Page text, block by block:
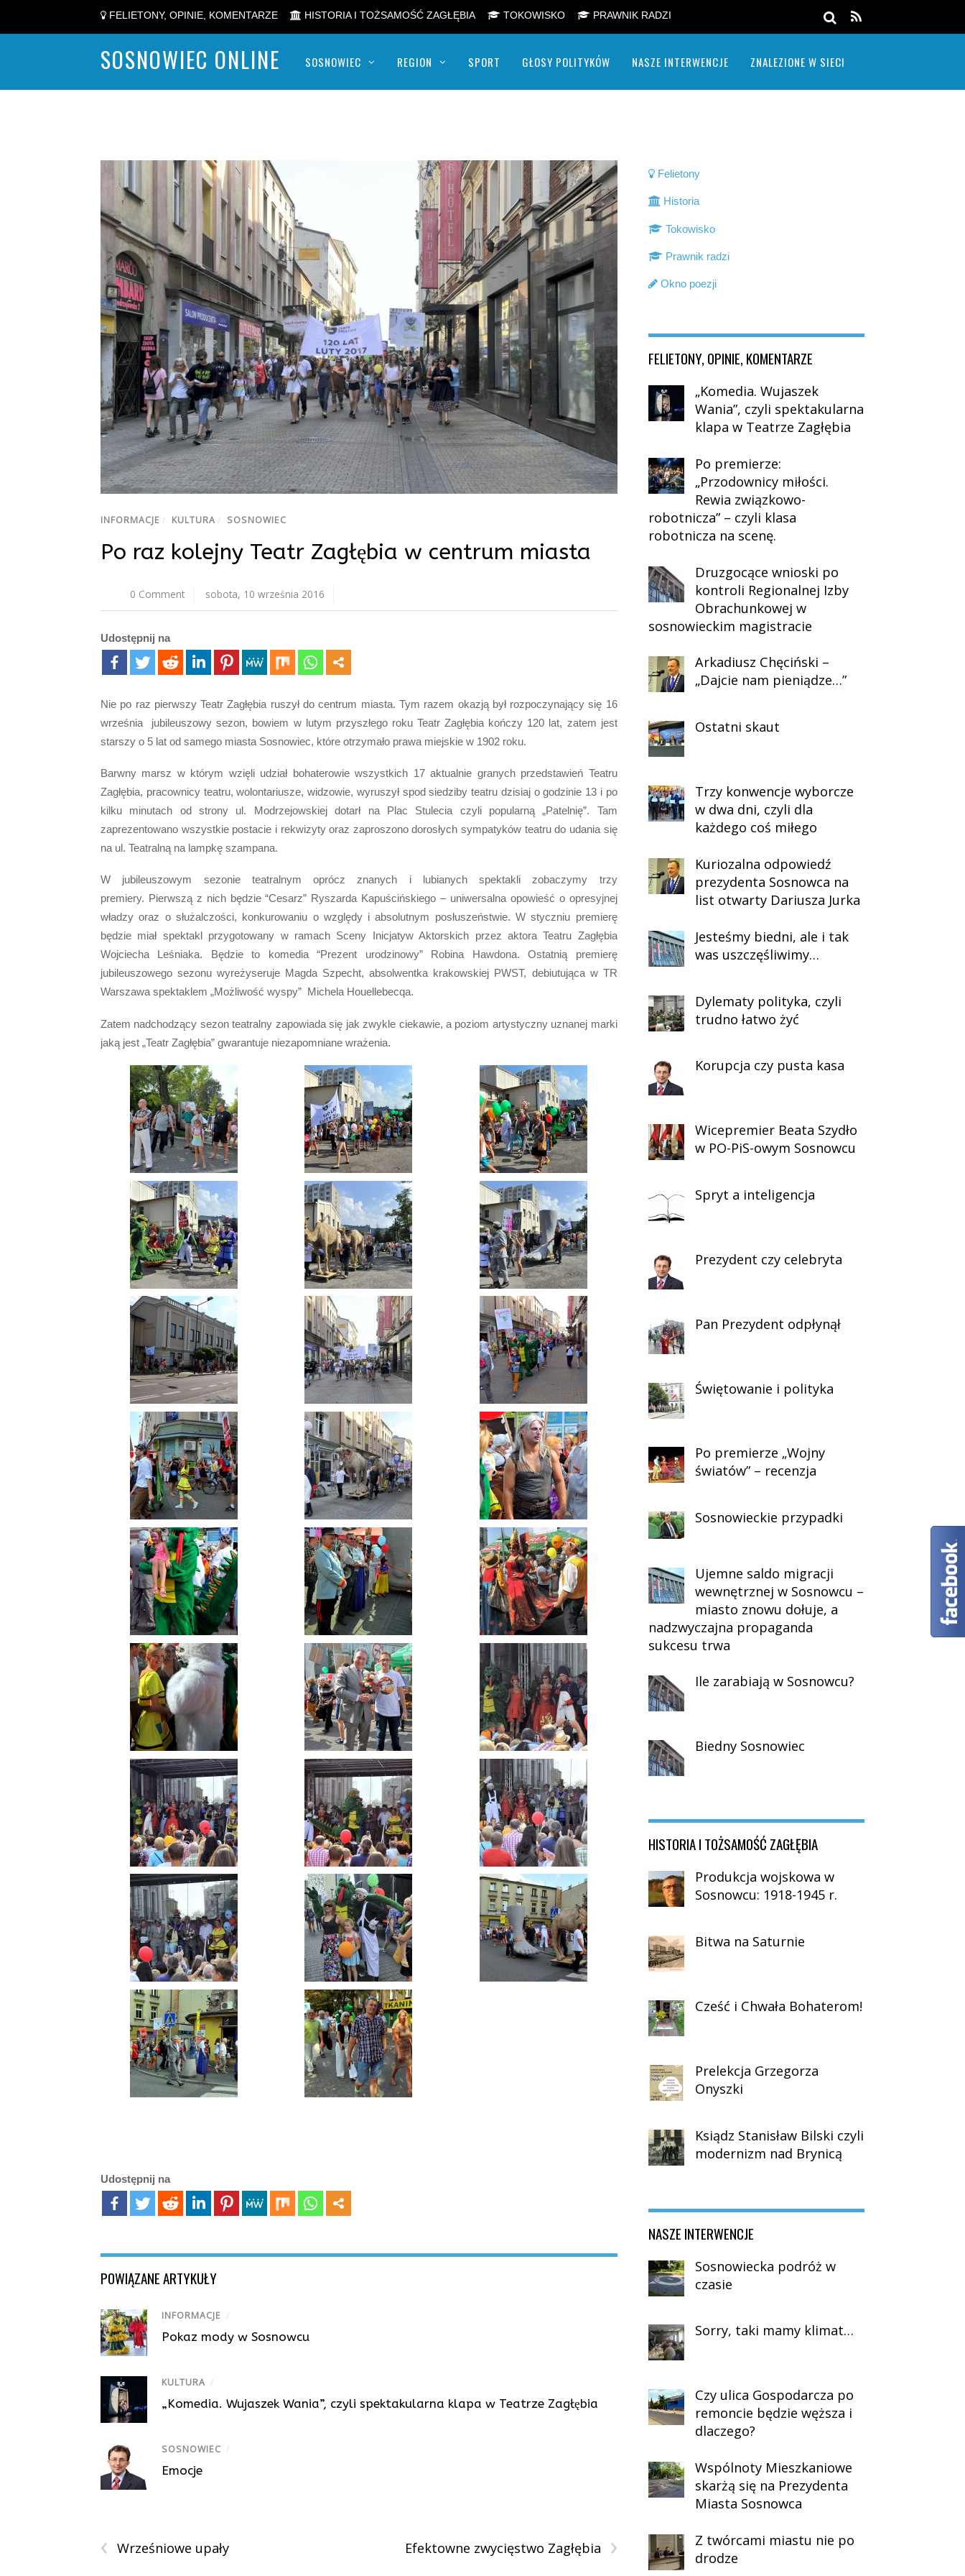
FELIETONY, OPINIE, KOMENTARZE HISTORIA I TOŻSAMOŚĆ ZAGŁĘBIA TOKOWISKO PRAWNIK RADZI
SOSNOWIEC ONLINE SOSNOWIEC REGION SPORT GŁOSY POLITYKÓW NASZE INTERWENCJE ZNALEZIONE W SIECI
INFORMACJE / KULTURA / SOSNOWIEC
Po raz kolejny Teatr Zagłębia w centrum miasta
0 Comment sobota, 10 września 2016
Udostępnij na
Nie po raz pierwszy Teatr Zagłębia ruszył do centrum miasta. Tym razem okazją był rozpoczynający się 16
września jubileuszowy sezon, bowiem w lutym przyszłego roku Teatr Zagłębia kończy 120 lat, zatem jest
starszy o 5 lat od samego miasta Sosnowiec, które otrzymało prawa miejskie w 1902 roku.
Barwny marsz w którym wzięli udział bohaterowie wszystkich 17 aktualnie granych przedstawień Teatru
Zagłębia, pracownicy teatru, wolontariusze, widzowie, wyruszył spod siedziby teatru dzisiaj o godzinie 13 i po
kilku minutach od strony ul. Modrzejowskiej dotarł na Plac Stulecia czyli popularną „Patelnię”. Tam
zaprezentowano wszystkie postacie i rekwizyty oraz zaproszono dorosłych sympatyków teatru do udania się
na ul. Teatralną na lampkę szampana.
W jubileuszowym sezonie teatralnym oprócz znanych i lubianych spektakli zobaczymy trzy
premiery. Pierwszą z nich będzie “Cesarz” Ryszarda Kapuścińskiego – uniwersalna opowieść o opresyjnej
władzy oraz o służalczości, konkurowaniu o względy i absolutnym posłuszeństwie. W styczniu premierę
będzie miał spektakl przygotowany w ramach Sceny Inicjatyw Aktorskich przez aktora Teatru Zagłębia
Wojciecha Leśniaka. Będzie to komedia “Prezent urodzinowy” Robina Hawdona. Ostatnią premierę
jubileuszowego sezonu wyreżyseruje Magda Szpecht, absolwentka krakowskiej PWST, debiutująca w TR
Warszawa spektaklem „Możliwość wyspy” Michela Houellebecqa.
Zatem nadchodzący sezon teatralny zapowiada się jak zwykle ciekawie, a poziom artystyczny uznanej marki
jaką jest „Teatr Zagłębia” gwarantuje niezapomniane wrażenia.
Udostępnij na
POWIĄZANE ARTYKUŁY
INFORMACJE /
Pokaz mody w Sosnowcu
KULTURA /
„Komedia. Wujaszek Wania”, czyli spektakularna klapa w Teatrze Zagłębia
SOSNOWIEC /
Emocje
‹ Wrześniowe upały ›
Efektowne zwycięstwo Zagłębia
Felietony
Historia
Tokowisko
Prawnik radzi
Okno poezji
FELIETONY, OPINIE, KOMENTARZE
„Komedia. Wujaszek
Wania”, czyli spektakularna
klapa w Teatrze Zagłębia
Po premierze:
„Przodownicy miłości.
Rewia związkowo-
robotnicza” – czyli klasa
robotnicza na scenę.
Druzgocące wnioski po
kontroli Regionalnej Izby
Obrachunkowej w
sosnowieckim magistracie
Arkadiusz Chęciński –
„Dajcie nam pieniądze…”
Ostatni skaut
Trzy konwencje wyborcze
w dwa dni, czyli dla
każdego coś miłego
Kuriozalna odpowiedź
prezydenta Sosnowca na
list otwarty Dariusza Jurka
Jesteśmy biedni, ale i tak
was uszczęśliwimy…
Dylematy polityka, czyli
trudno łatwo żyć
Korupcja czy pusta kasa
Wicepremier Beata Szydło
w PO-PiS-owym Sosnowcu
Spryt a inteligencja
Prezydent czy celebryta
Pan Prezydent odpłynął
Świętowanie i polityka
Po premierze „Wojny
światów” – recenzja
Sosnowieckie przypadki
Ujemne saldo migracji
wewnętrznej w Sosnowcu –
miasto znowu dołuje, a
nadzwyczajna propaganda
sukcesu trwa
Ile zarabiają w Sosnowcu?
Biedny Sosnowiec
HISTORIA I TOŻSAMOŚĆ ZAGŁĘBIA
Produkcja wojskowa w
Sosnowcu: 1918-1945 r.
Bitwa na Saturnie
Cześć i Chwała Bohaterom!
Prelekcja Grzegorza
Onyszki
Ksiądz Stanisław Bilski czyli
modernizm nad Brynicą
NASZE INTERWENCJE
Sosnowiecka podróż w
czasie
Sorry, taki mamy klimat…
Czy ulica Gospodarcza po
remoncie będzie węższa i
dlaczego?
Wspólnoty Mieszkaniowe
skarżą się na Prezydenta
Miasta Sosnowca
Z twórcami miastu nie po
drodze